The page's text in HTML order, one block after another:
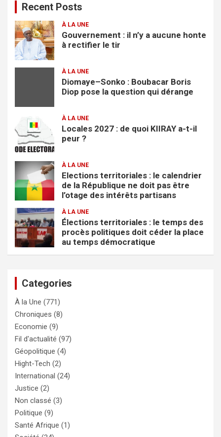
c
h
e
r
Recent Posts
À LA UNE
Gouvernement : il n’y a aucune honte
à rectifier le tir
À LA UNE
Diomaye–Sonko : Boubacar Boris
Diop pose la question qui dérange
À LA UNE
Locales 2027 : de quoi KIIRAY a-t-il
peur ?
À LA UNE
Elections territoriales : le calendrier
de la République ne doit pas être
l’otage des intérêts partisans
À LA UNE
Élections territoriales : le temps des
procès politiques doit céder la place
au temps démocratique
Categories
À la Une (771)
Chroniques (8)
Economie (9)
Fil d'actualité (97)
Géopolitique (4)
Hight-Tech (2)
International (24)
Justice (2)
Non classé (3)
Politique (9)
Santé Afrique (1)